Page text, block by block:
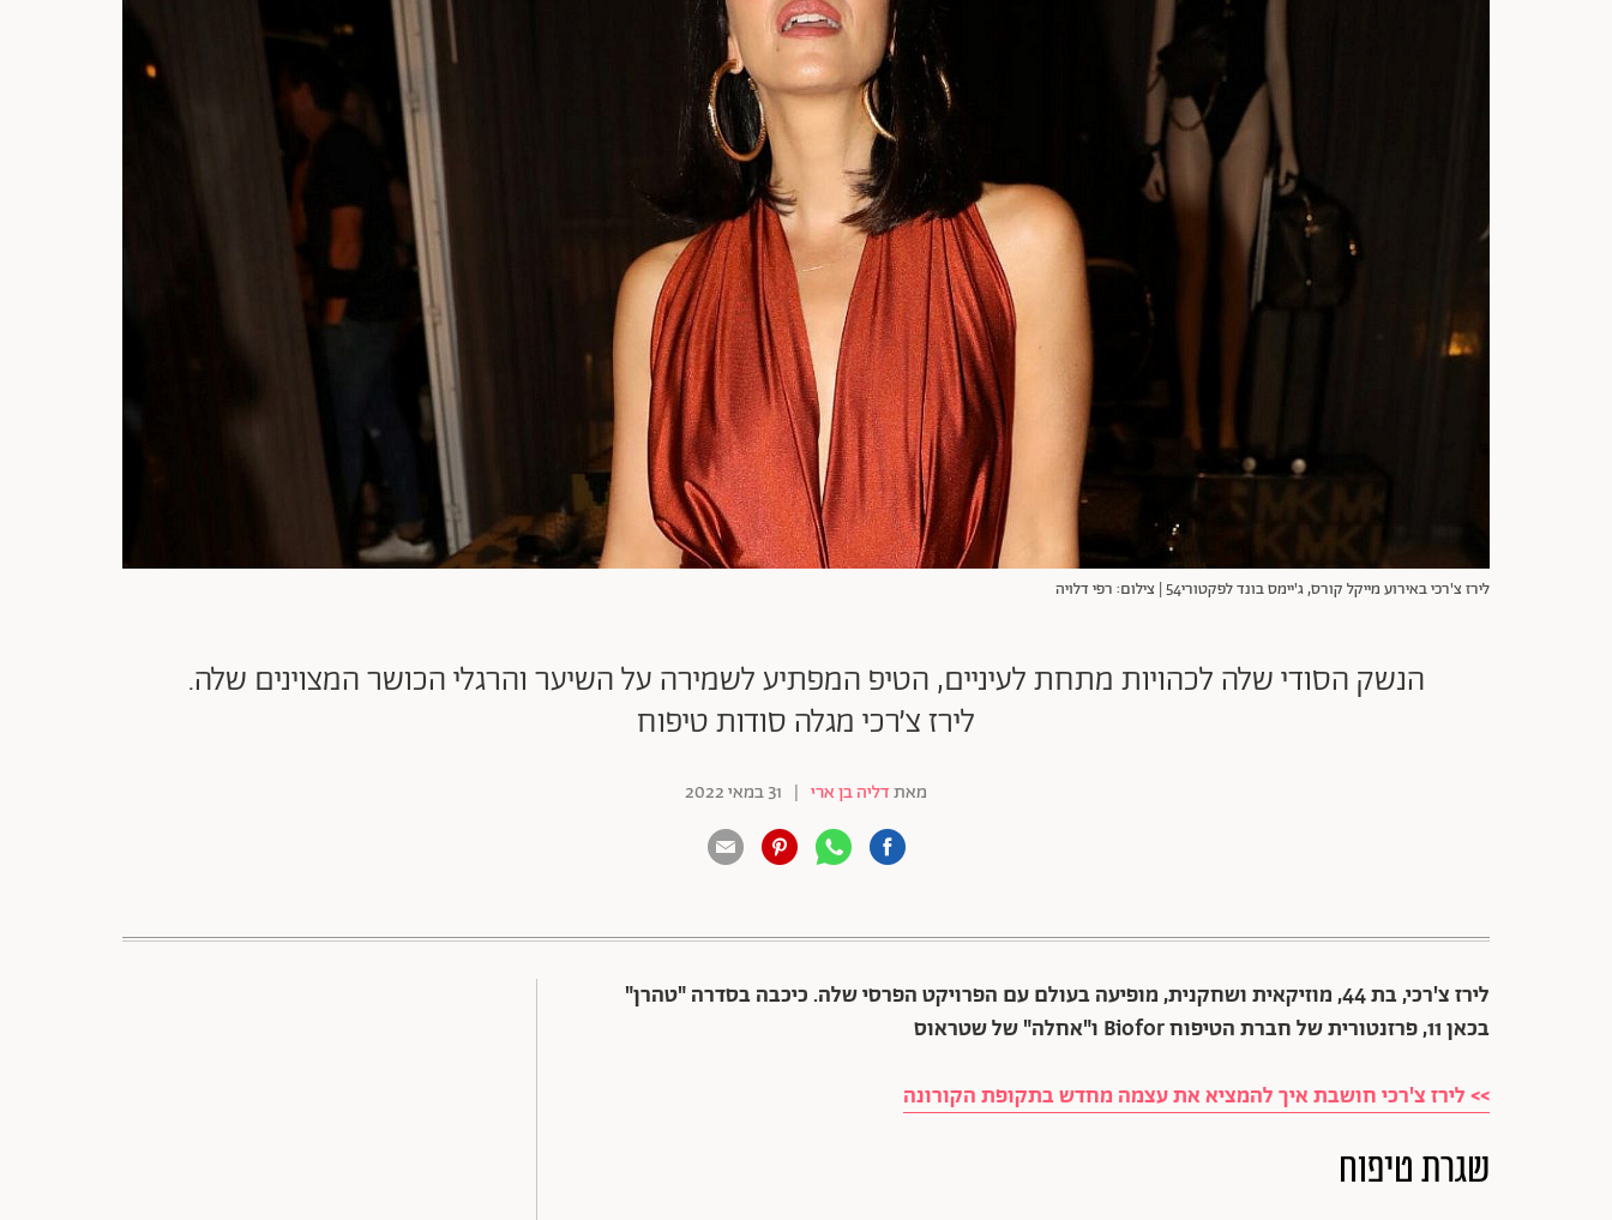
לירז צ'רכי באירוע מייקל קורס, ג'יימס בונד לפקטורי54 | צילום: רפי דלויה
הנשק הסודי שלה לכהויות מתחת לעיניים, הטיפ המפתיע לשמירה על השיער והרגלי הכושר המצוינים שלה.
לירז צ׳רכי מגלה סודות טיפוח
מאתדליה בן ארי | 31 במאי 2022
לירז צ'רכי, בת 44, מוזיקאית ושחקנית, מופיעה בעולם עם הפרויקט הפרסי שלה. כיכבה בסדרה "טהרן"
בכאן 11, פרזנטורית של חברת הטיפוח Biofor ו"אחלה" של שטראוס
>> לירז צ'רכי חושבת איך להמציא את עצמה מחדש בתקופת הקורונה
שגרת טיפוח